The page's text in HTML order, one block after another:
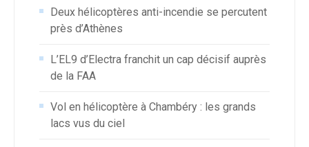
Deux hélicoptères anti-incendie se percutent
près d’Athènes
L’EL9 d’Electra franchit un cap décisif auprès
de la FAA
Vol en hélicoptère à Chambéry : les grands
lacs vus du ciel